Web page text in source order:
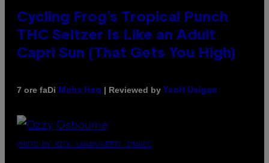
Cycling Frog’s Tropical Punch
THC Seltzer Is Like an Adult
Capri Sun (That Gets You High)
7 ore faDi Maha Haq | Reviewed by Ysolt Usigan
PHOTO BY NICK LAHAM/GETTY IMAGES